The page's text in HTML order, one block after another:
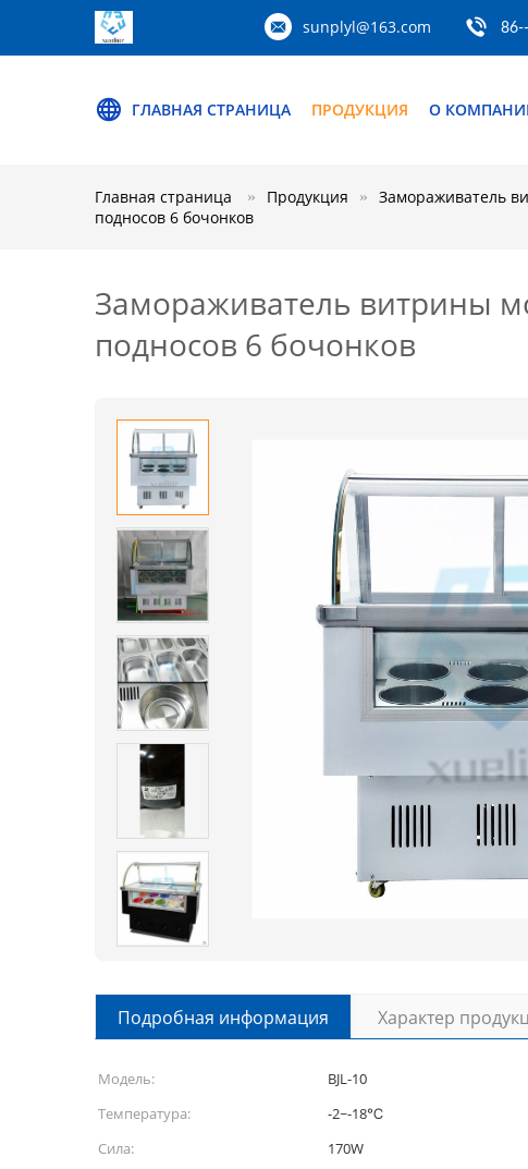
sunplyl@163.com
ГЛАВНАЯ СТРАНИЦА ПРОДУКЦИЯ О
Главная страница Продукция Замораживатель
подносов 6 бочонков
Замораживатель витрины
подносов 6 бочонков
Подробная информация Характер
Модель: BJL-10
Температура:
-2~-18℃
Сила:
170W